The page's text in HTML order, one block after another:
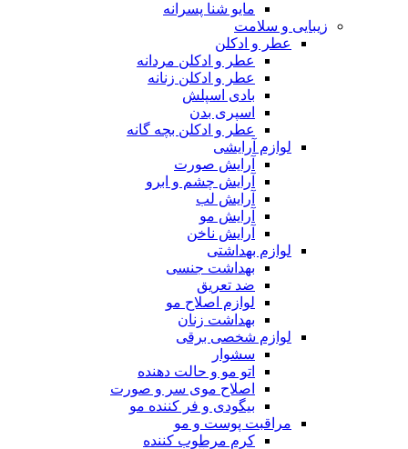
مایو شنا پسرانه
زیبایی و سلامت
عطر و ادکلن
عطر و ادکلن مردانه
عطر و ادکلن زنانه
بادی اسپلش
اسپری بدن
عطر و ادکلن بچه گانه
لوازم آرایشی
آرایش صورت
آرایش چشم و ابرو
آرایش لب
آرایش مو
آرایش ناخن
لوازم بهداشتی
بهداشت جنسی
ضد تعریق
لوازم اصلاح مو
بهداشت زنان
لوازم شخصی برقی
سشوار
اتو مو و حالت دهنده
اصلاح موی سر و صورت
بیگودی و فر کننده مو
مراقبت پوست و مو
کرم مرطوب کننده